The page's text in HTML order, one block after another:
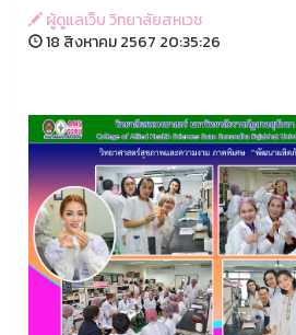
ผู้ดูแลเว็บ วิทยาลัยสหเวช
18 สิงหาคม 2567 20:35:26